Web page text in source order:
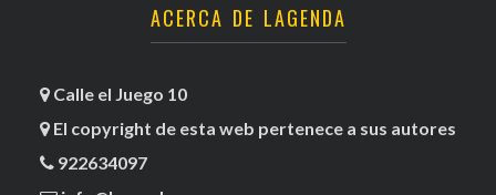
ACERCA DE LAGENDA
Calle el Juego 10
El copyright de esta web pertenece a sus autores
922634097